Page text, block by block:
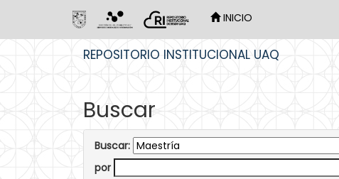
INICIO
REPOSITORIO INSTITUCIONAL UAQ
Buscar
Buscar:
por